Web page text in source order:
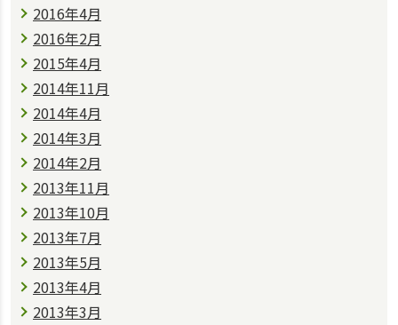
2016年4月
2016年2月
2015年4月
2014年11月
2014年4月
2014年3月
2014年2月
2013年11月
2013年10月
2013年7月
2013年5月
2013年4月
2013年3月